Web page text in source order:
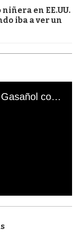
en EE.UU.
iba a ver un
El mal momento de Yanina Gasañol con un hincha argentino en "Subrayado"